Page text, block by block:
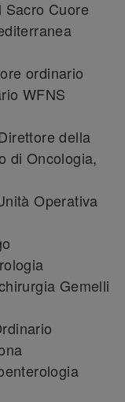
Cuore
ordinario
WFNS
della
di Oncologia,
Operativa
Gemelli